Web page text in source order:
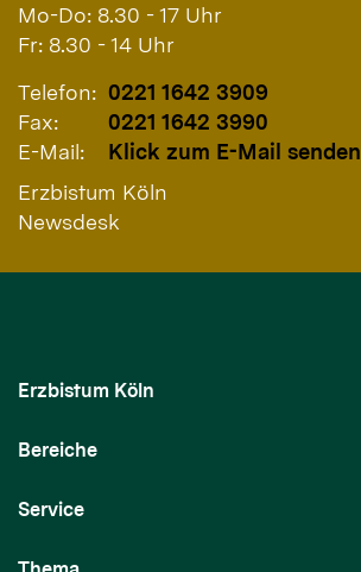
Mo-Do: 8.30 - 17 Uhr
Fr: 8.30 - 14 Uhr
Telefon: 0221 1642 3909
Fax:
0221 1642 3990
E-Mail:
Klick zum E-Mail senden
Erzbistum Köln
Newsdesk
Erzbistum Köln
Bereiche
Service